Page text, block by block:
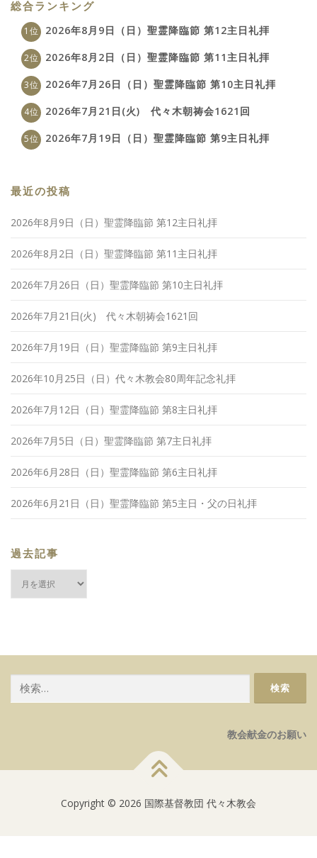
総合ランキング
2026年8月9日（日）聖霊降臨節 第12主日礼拝
2026年8月2日（日）聖霊降臨節 第11主日礼拝
2026年7月26日（日）聖霊降臨節 第10主日礼拝
2026年7月21日(火) 代々木朝祷会1621回
2026年7月19日（日）聖霊降臨節 第9主日礼拝
最近の投稿
2026年8月9日（日）聖霊降臨節 第12主日礼拝
2026年8月2日（日）聖霊降臨節 第11主日礼拝
2026年7月26日（日）聖霊降臨節 第10主日礼拝
2026年7月21日(火) 代々木朝祷会1621回
2026年7月19日（日）聖霊降臨節 第9主日礼拝
2026年10月25日（日）代々木教会80周年記念礼拝
2026年7月12日（日）聖霊降臨節 第8主日礼拝
2026年7月5日（日）聖霊降臨節 第7主日礼拝
2026年6月28日（日）聖霊降臨節 第6主日礼拝
2026年6月21日（日）聖霊降臨節 第5主日・父の日礼拝
過去記事
索:
教会献金のお願い
Copyright © 2026 国際基督教団 代々木教会